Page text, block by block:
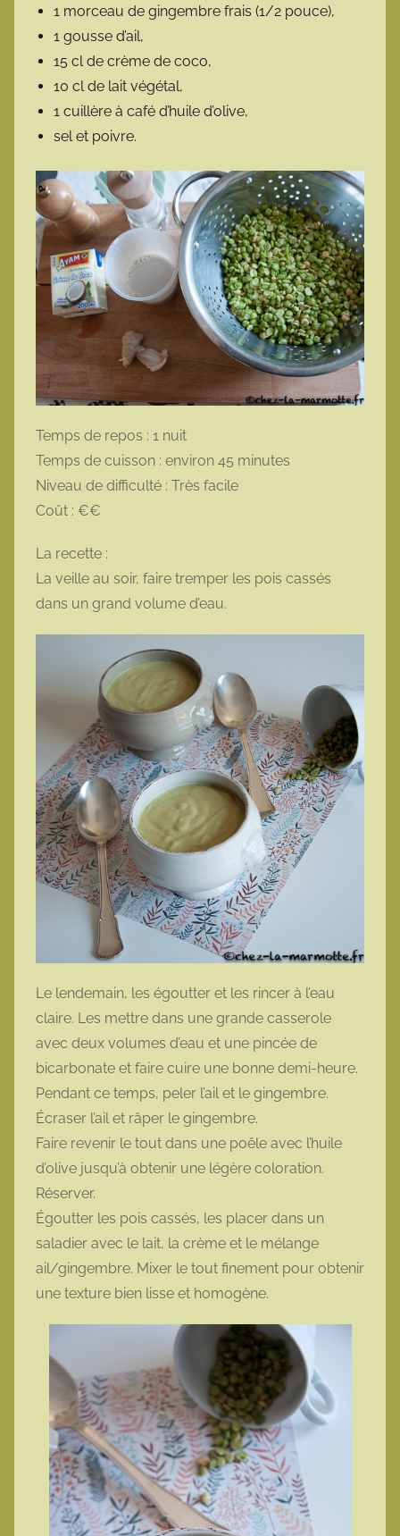
1 morceau de gingembre frais (1/2 pouce),
1 gousse d’ail,
15 cl de crème de coco,
10 cl de lait végétal,
1 cuillère à café d’huile d’olive,
sel et poivre.
Temps de repos : 1 nuit
Temps de cuisson : environ 45 minutes
Niveau de difficulté : Très facile
Coût : €€
La recette :
La veille au soir, faire tremper les pois cassés
dans un grand volume d’eau.
Le lendemain, les égoutter et les rincer à l’eau
claire. Les mettre dans une grande casserole
avec deux volumes d’eau et une pincée de
bicarbonate et faire cuire une bonne demi-heure.
Pendant ce temps, peler l’ail et le gingembre.
Écraser l’ail et râper le gingembre.
Faire revenir le tout dans une poêle avec l’huile
d’olive jusqu’à obtenir une légère coloration.
Réserver.
Égoutter les pois cassés, les placer dans un
saladier avec le lait, la crème et le mélange
ail/gingembre. Mixer le tout finement pour obtenir
une texture bien lisse et homogène.